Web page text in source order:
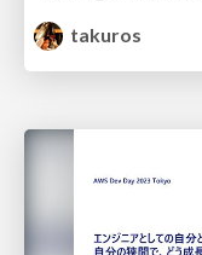
takuros